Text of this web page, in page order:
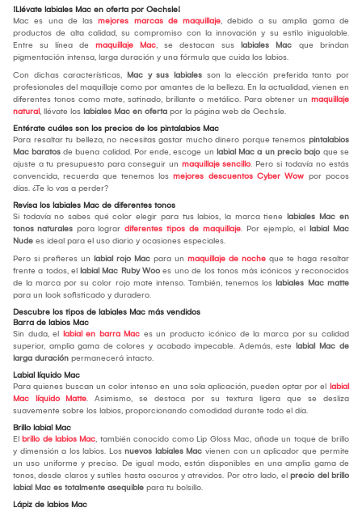
¡Llévate labiales Mac en oferta por Oechsle!
Mac es una de las mejores marcas de maquillaje, debido a su amplia gama de
productos de alta calidad, su compromiso con la innovación y su estilo inigualable.
Entre su línea de maquillaje Mac, se destacan sus labiales Mac que brindan
pigmentación intensa, larga duración y una fórmula que cuida los labios.
Con dichas características, Mac y sus labiales son la elección preferida tanto por
profesionales del maquillaje como por amantes de la belleza. En la actualidad, vienen en
diferentes tonos como mate, satinado, brillante o metálico. Para obtener un maquillaje
natural, llévate los labiales Mac en oferta por la página web de Oechsle.
Entérate cuáles son los precios de los pintalabios Mac
Para resaltar tu belleza, no necesitas gastar mucho dinero porque tenemos pintalabios
Mac baratos de buena calidad. Por ende, escoge un labial Mac a un precio bajo que se
ajuste a tu presupuesto para conseguir un maquillaje sencillo. Pero si todavía no estás
convencida, recuerda que tenemos los mejores descuentos Cyber Wow por pocos
días. ¿Te lo vas a perder?
Revisa los labiales Mac de diferentes tonos
Si todavía no sabes qué color elegir para tus labios, la marca tiene labiales Mac en
tonos naturales para lograr diferentes tipos de maquillaje. Por ejemplo, el labial Mac
Nude es ideal para el uso diario y ocasiones especiales.
Pero si prefieres un labial rojo Mac para un maquillaje de noche que te haga resaltar
frente a todos, el labial Mac Ruby Woo es uno de los tonos más icónicos y reconocidos
de la marca por su color rojo mate intenso. También, tenemos los labiales Mac matte
para un look sofisticado y duradero.
Descubre los tipos de labiales Mac más vendidos
Barra de labios Mac
Sin duda, el labial en barra Mac es un producto icónico de la marca por su calidad
superior, amplia gama de colores y acabado impecable. Además, este labial Mac de
larga duración permanecerá intacto.
Labial líquido Mac
Para quienes buscan un color intenso en una sola aplicación, pueden optar por el labial
Mac líquido Matte. Asimismo, se destaca por su textura ligera que se desliza
suavemente sobre los labios, proporcionando comodidad durante todo el día.
Brillo labial Mac
El brillo de labios Mac, también conocido como Lip Gloss Mac, añade un toque de brillo
y dimensión a los labios. Los nuevos labiales Mac vienen con un aplicador que permite
un uso uniforme y preciso. De igual modo, están disponibles en una amplia gama de
tonos, desde claros y sutiles hasta oscuros y atrevidos. Por otro lado, el precio del brillo
labial Mac es totalmente asequible para tu bolsillo.
Lápiz de labios Mac